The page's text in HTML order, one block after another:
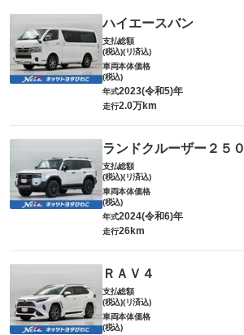
ハイエースバン
支払総額
(税込)(リ済込)
車両本体価格
(税込)
年式2023(令和5)年
走行2.0万km
ランドクルーザー２５０
支払総額
(税込)(リ済込)
車両本体価格
(税込)
年式2024(令和6)年
走行26km
ＲＡＶ４
支払総額
(税込)(リ済込)
車両本体価格
(税込)